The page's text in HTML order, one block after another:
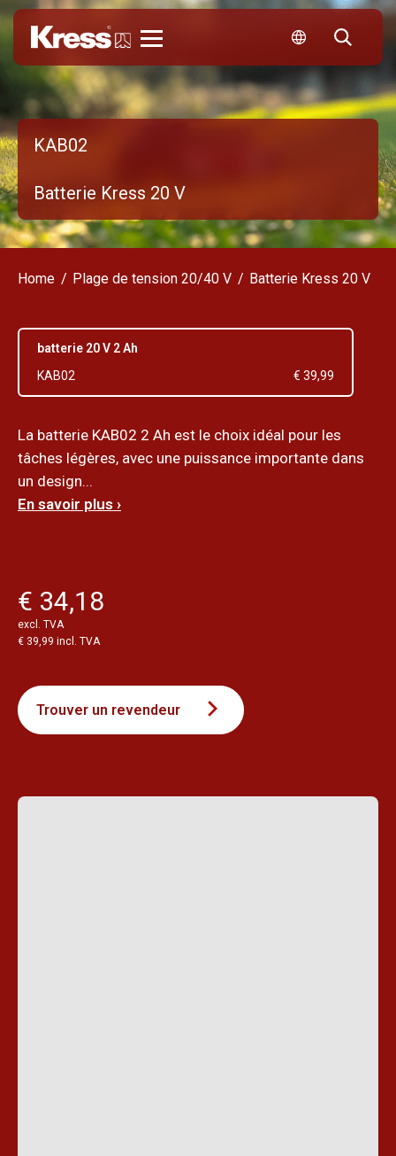
KAB02
Batterie Kress 20 V
Home Plage de tension 20/40 V Batterie Kress 20 V
batterie 20 V 2 Ah
KAB02
€ 39,99
La batterie KAB02 2 Ah est le choix idéal pour les
tâches légères, avec une puissance importante dans
un design...
En savoir plus ›
€ 34,18
excl. TVA
€ 39,99 incl. TVA
Trouver un revendeur